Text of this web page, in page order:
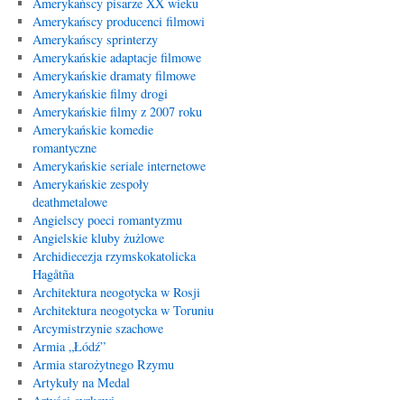
Amerykańscy producenci filmowi
Amerykańscy sprinterzy
Amerykańskie adaptacje filmowe
Amerykańskie dramaty filmowe
Amerykańskie filmy drogi
Amerykańskie filmy z 2007 roku
Amerykańskie komedie
romantyczne
Amerykańskie seriale internetowe
Amerykańskie zespoły
deathmetalowe
Angielscy poeci romantyzmu
Angielskie kluby żużlowe
Archidiecezja rzymskokatolicka
Hagåtña
Architektura neogotycka w Rosji
Architektura neogotycka w Toruniu
Arcymistrzynie szachowe
Armia „Łódź”
Armia starożytnego Rzymu
Artykuły na Medal